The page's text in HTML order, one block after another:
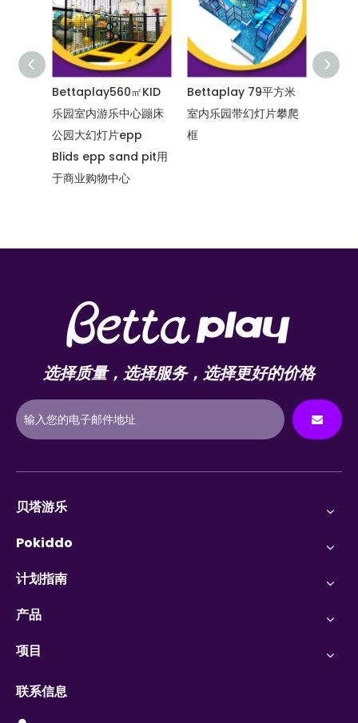
㎡KID
内游乐中心蹦床
幻灯片epp
epp sand pit用
购物中心
Bettaplay 79平方米
室内乐园带幻灯片攀爬
框
Bettaplay650㎡室
乐园室内游乐中心蹦
选择质量，选择服务，选择更好的价格
贝塔游乐
Pokiddo
计划指南
产品
项目
联系信息